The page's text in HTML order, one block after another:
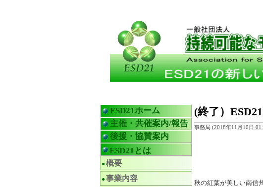
(終了）
事務局 (2018年11月10日
秋の紅葉が美しい南信
ESD21ホーム
主催・共催案内/報告
後援・協賛案内
ESD21とは
概要
事業内容